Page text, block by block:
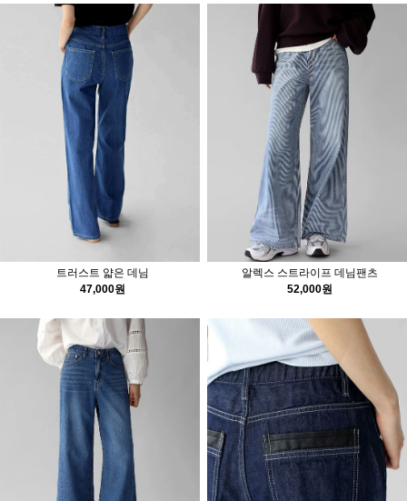
트러스트 얇은 데님
47,000원
알렉스 스트라이프 데님팬츠
52,000원